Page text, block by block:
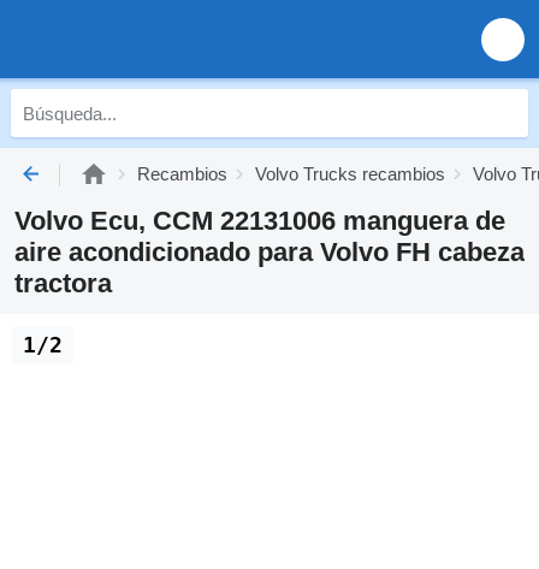
Recambios Volvo Trucks recambios Volvo
Volvo Ecu, CCM 22131006 manguera de
aire acondicionado para Volvo FH cabeza
tractora
1/2